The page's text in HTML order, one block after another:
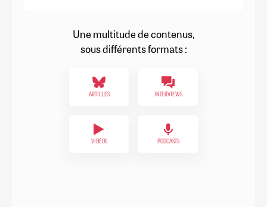
Une multitude de contenus,
sous différents formats :
ARTICLES INTERVIEWS
VIDÉOS PODCASTS